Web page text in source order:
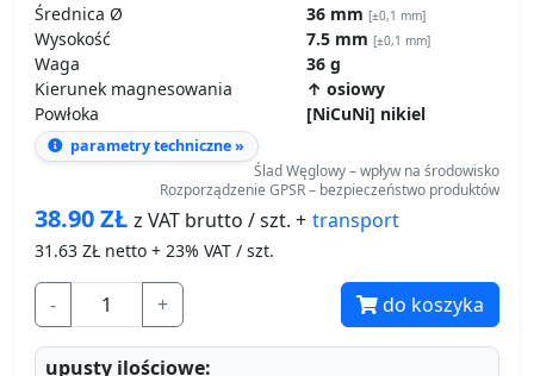
Średnica Ø 36 mm [±0,1 mm]
Wysokość 7.5 mm [±0,1 mm]
Waga
36 g
Kierunek magnesowania
↑ osiowy
Powłoka
[NiCuNi] nikiel
parametry techniczne »
Ślad Węglowy – wpływ na środowisko
Rozporządzenie GPSR – bezpieczeństwo produktów
38.90ZŁ z VAT brutto / szt. + transport
31.63 ZŁ netto + 23% VAT / szt.
- + do koszyka
upusty ilościowe: